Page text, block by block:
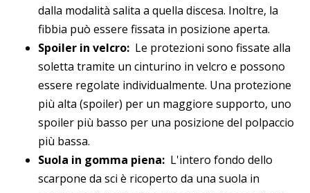
dalla modalità salita a quella discesa. Inoltre, la
fibbia può essere fissata in posizione aperta.
Spoiler in velcro: Le protezioni sono fissate alla
soletta tramite un cinturino in velcro e possono
essere regolate individualmente. Una protezione
più alta (spoiler) per un maggiore supporto, uno
spoiler più basso per una posizione del polpaccio
più bassa.
Suola in gomma piena: L'intero fondo dello
scarpone da sci è ricoperto da una suola in